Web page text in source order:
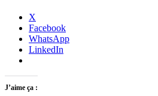
X
Facebook
WhatsApp
LinkedIn
J’aime ça :